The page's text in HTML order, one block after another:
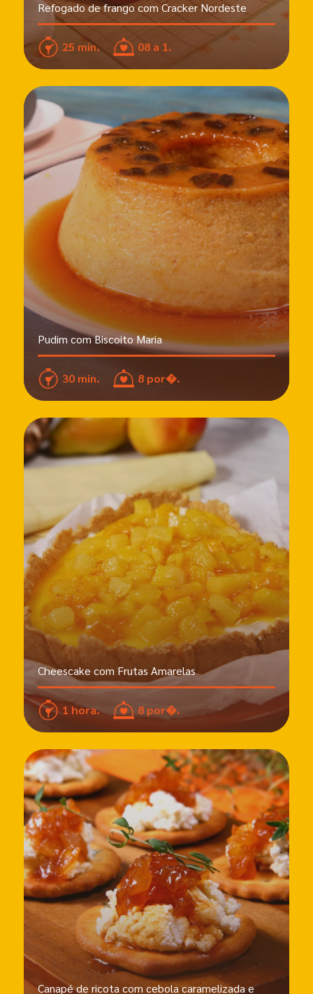
Refogado de frango com Cracker Nordeste
25 min. 08 a 1.
Pudim com Biscoito Maria
30 min. 8 por�.
Cheescake com Frutas Amarelas
1 hora. 8 por�.
Canapé de ricota com cebola caramelizada e